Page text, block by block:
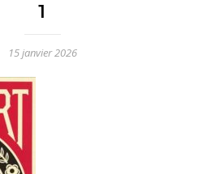
1
15 janvier 2026